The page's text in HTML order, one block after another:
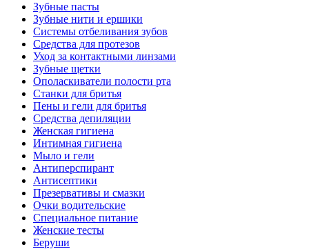
Зубные пасты
Зубные нити и ершики
Системы отбеливания зубов
Средства для протезов
Уход за контактными линзами
Зубные щетки
Ополаскиватели полости рта
Станки для бритья
Пены и гели для бритья
Средства депиляции
Женская гигиена
Интимная гигиена
Мыло и гели
Антиперспирант
Антисептики
Презервативы и смазки
Очки водительские
Специальное питание
Женские тесты
Беруши